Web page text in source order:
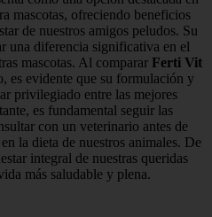
mascotas, ofreciendo beneficios
de nuestros amigos peludos. Su
una diferencia significativa en el
mascotas. Al comparar Ferti Vit
es evidente que su formulación y
privilegiado entre las mejores
es fundamental seguir las
con un veterinario antes de
la dieta de nuestros animales. De
integral de nuestras queridas
más saludable y plena.